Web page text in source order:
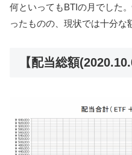
何といってもBTIの月でした
ったものの、現状では十分な
【配当総額